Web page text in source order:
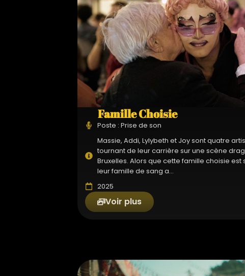
Famille Choisie
Poste : Prise de son
Massie, Addi, Lylybeth et Joy sont quatre
tournant de leur carrière sur une scène
Bruxelles. Alors que cette famille choisie
leur famille de sang a...
2025
Voir plus